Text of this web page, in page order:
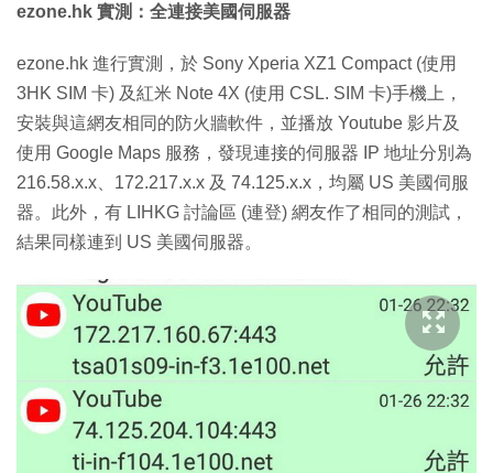
ezone.hk 實測：全連接美國伺服器
ezone.hk 進行實測，於 Sony Xperia XZ1 Compact (使用
3HK SIM 卡) 及紅米 Note 4X (使用 CSL. SIM 卡)手機上，
安裝與這網友相同的防火牆軟件，並播放 Youtube 影片及
使用 Google Maps 服務，發現連接的伺服器 IP 地址分別為
216.58.x.x、172.217.x.x 及 74.125.x.x，均屬 US 美國伺服
器。此外，有 LIHKG 討論區 (連登) 網友作了相同的測試，
結果同樣連到 US 美國伺服器。